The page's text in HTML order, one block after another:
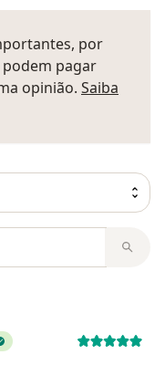
por
podem pagar
opinião. Saiba